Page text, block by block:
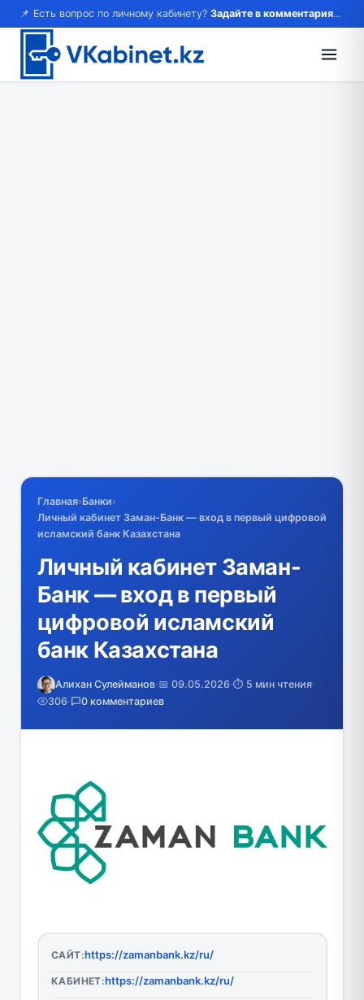
📌 Есть вопрос по личному кабинету? Задайте в комментариях — ответим!
Главная›Банки›
Личный кабинет Заман-Банк — вход в первый цифровой
исламский банк Казахстана
Личный кабинет Заман-
Банк — вход в первый
цифровой исламский
банк Казахстана
Алихан Сулейманов·📅 09.05.2026·⏱️ 5 мин чтения·
306· 0 комментариев
САЙТ:https://zamanbank.kz/ru/
КАБИНЕТ:https://zamanbank.kz/ru/